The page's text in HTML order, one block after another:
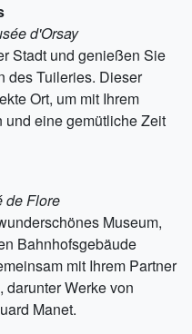
d'Orsay
Stadt und genießen Sie
des Tuileries. Dieser
Ort, um mit Ihrem
und eine gemütliche Zeit
de Flore
Museum,
Bahnhofsgebäude
mit Ihrem Partner
Werke von
Manet.